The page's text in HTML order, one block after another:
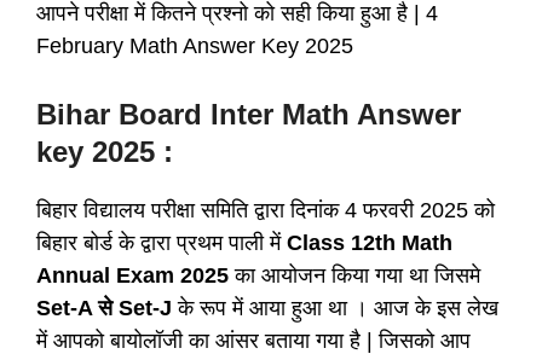
आपने परीक्षा में कितने प्रश्नो को सही किया हुआ है | 4
February Math Answer Key 2025
Bihar Board Inter Math Answer
key 2025 :
बिहार विद्यालय परीक्षा समिति द्वारा दिनांक 4 फरवरी 2025 को
बिहार बोर्ड के द्वारा प्रथम पाली में Class 12th Math
Annual Exam 2025 का आयोजन किया गया था जिसमे
Set-A से Set-J के रूप में आया हुआ था । आज के इस लेख
में आपको बायोलॉजी का आंसर बताया गया है | जिसको आप